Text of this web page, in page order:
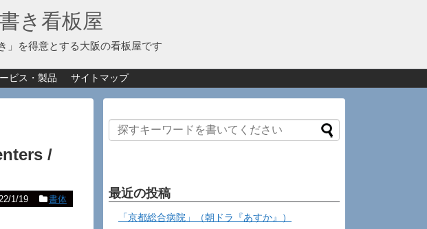
き看板屋
」を得意とする大阪の看板屋です
ビス・製品 サイトマップ
/
1/19 書体 最近の投稿
「京都総合病院」（朝ドラ『あすか』）